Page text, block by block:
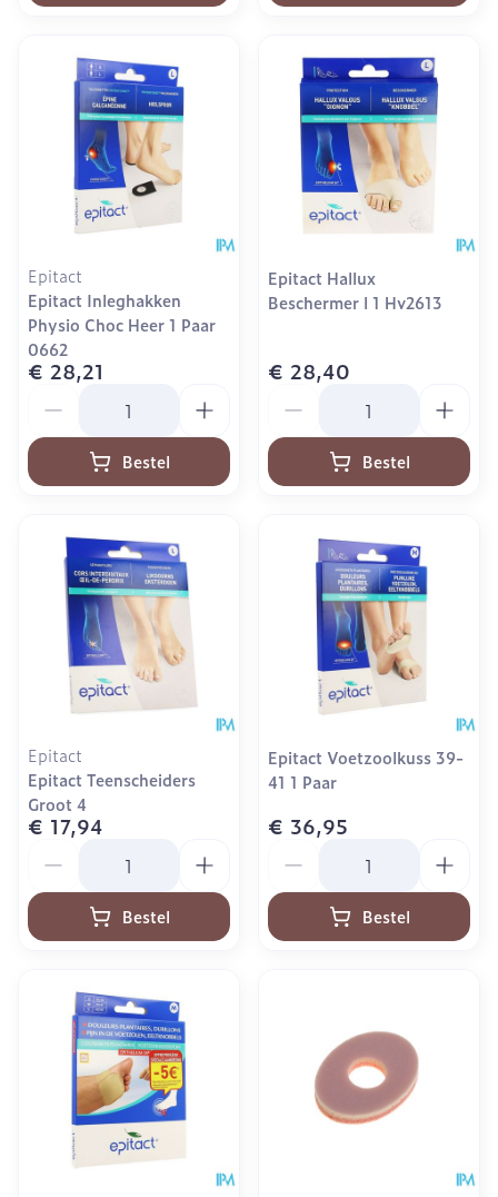
Epitact
Epitact Inleghakken
Physio Choc Heer 1 Paar
0662
€ 28,21
Bestel
Epitact Hallux
Beschermer l 1 Hv2613
€ 28,40
Bestel
Epitact
Epitact Teenscheiders
Groot 4
€ 17,94
Bestel
Epitact Voetzoolkuss 39-
41 1 Paar
€ 36,95
Bestel